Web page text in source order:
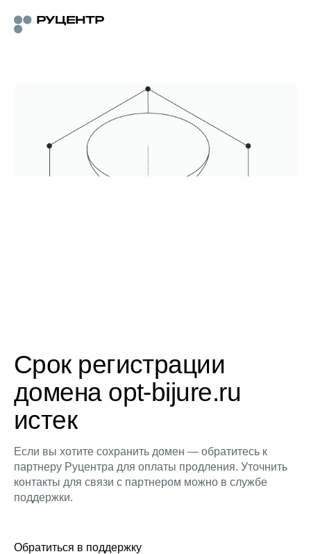
Срок регистрации
домена opt-bijure.ru
истек
Если вы хотите сохранить домен — обратитесь к
партнеру Руцентра для оплаты продления. Уточнить
контакты для связи с партнером можно в службе
поддержки.
Обратиться в поддержку